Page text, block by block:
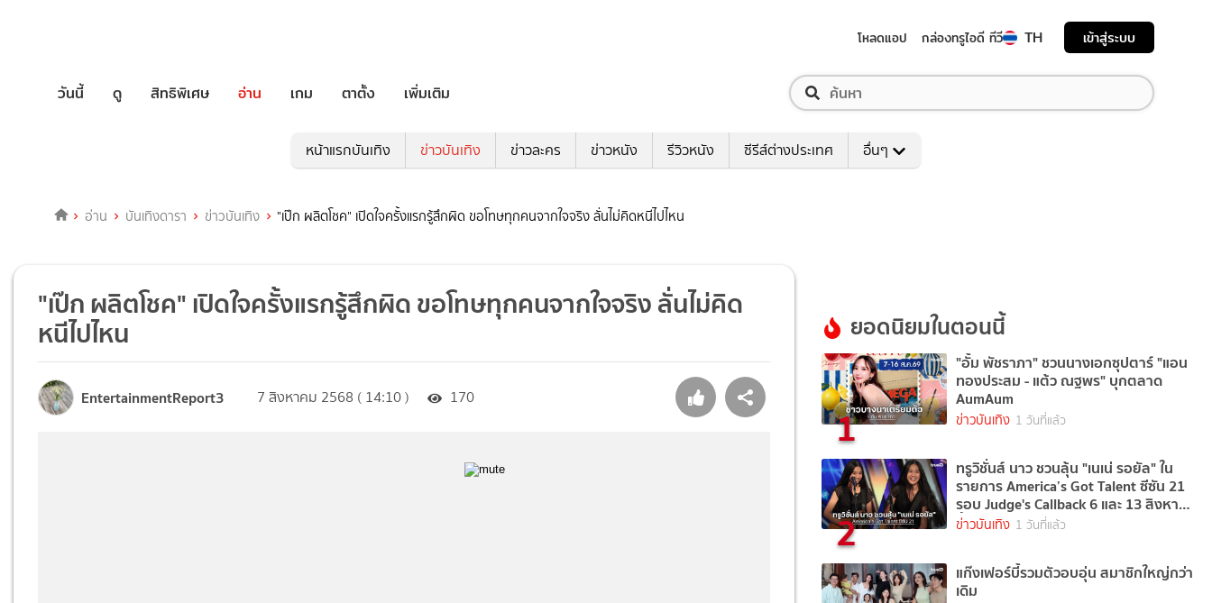
โหลดแอป กล่องทรูไอดี ทีวี TH เข้าสู่ระบบ
วันนี้ ดู สิทธิพิเศษ อ่าน เกม ตาตั้ง เพิ่มเติม
หน้าแรกบันเทิง ข่าวบันเทิง ข่าวละคร ข่าวหนัง รีวิวหนัง ซีรีส์ต่างประเทศ อื่นๆ
อ่าน บันเทิงดารา ข่าวบันเทิง "เป๊ก ผลิตโชค" เปิดใจครั้งแรกรู้สึกผิด ขอโทษทุกคนจากใจจริง ลั่นไม่คิดหนีไปไหน
"เป๊ก ผลิตโชค" เปิดใจครั้งแรกรู้สึกผิด ขอโทษทุกคนจากใจจริง ลั่นไม่คิด
หนีไปไหน
EntertainmentReport3 7 สิงหาคม 2568 ( 14:10 ) 170
ยอดนิยมในตอนนี้
1
"อั้ม พัชราภา" ชวนนางเอกซุปตาร์ "แอน
ทองประสม - แต้ว ณฐพร" บุกตลาด
AumAum
ข่าวบันเทิง 1 วันที่แล้ว
2
ทรูวิชั่นส์ นาว ชวนลุ้น "เนเน่ รอยัล" ใน
รายการ America’s Got Talent ซีซัน 21
รอบ Judge's Callback 6 และ 13 สิงหาคม
นี้
ข่าวบันเทิง 1 วันที่แล้ว
แก๊งเฟอร์บี้รวมตัวอบอุ่น สมาชิกใหญ่กว่า
เดิม